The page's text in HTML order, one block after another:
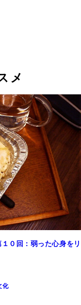
メ
０回：弱った心身をリ
化